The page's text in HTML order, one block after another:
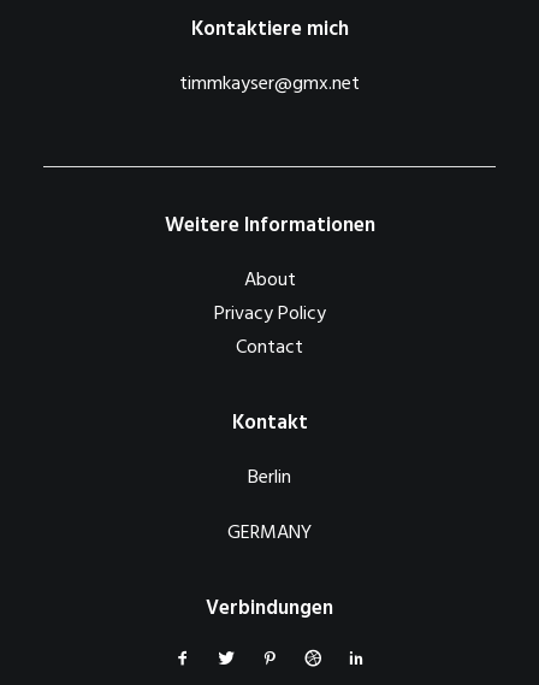
Kontaktiere mich
timmkayser@gmx.net
Weitere Informationen
About
Privacy Policy
Contact
Kontakt
Berlin
GERMANY
Verbindungen